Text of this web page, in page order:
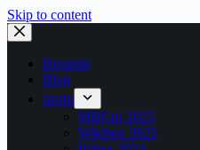
Skip to content
Beranda
Blog
Jastip
MBFair 2025
Wikibex 2025